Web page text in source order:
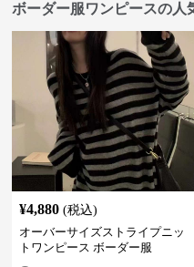
ボーダー服ワンピースの人
¥4,880 (税込)
オーバーサイズストライプニッ
トワンピース ボーダー服